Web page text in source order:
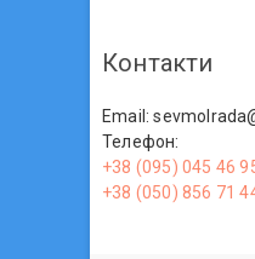
Контакти
Email:
Телефон:
+38 (095) 045 46
+38 (050) 856 71